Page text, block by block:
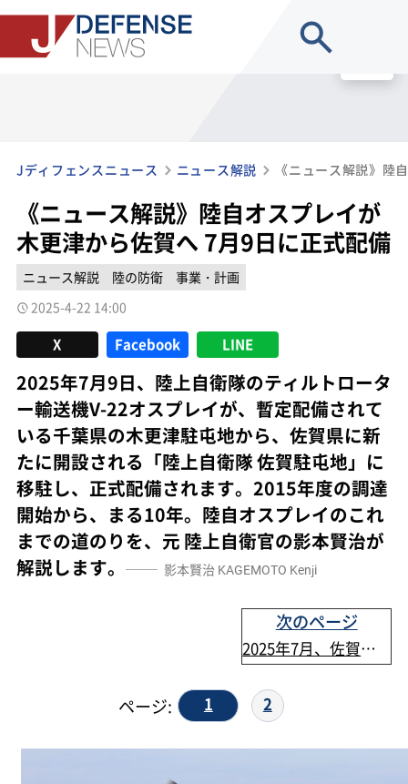
Jディフェンスニュース ニュース解説
《ニュース解説》陸自オスプレイが
木更津から佐賀へ 7月9日に正式配備
ニュース解説 陸の防衛
事業・計画
2025-4-22 14:00
X Facebook LINE
2025年7月9日、陸上自衛隊のティルトロータ
ー輸送機V-22オスプレイが、暫定配備されて
いる千葉県の木更津駐屯地から、佐賀県に新
たに開設される「陸上自衛隊 佐賀駐屯地」に
移駐し、正式配備されます。2015年度の調達
開始から、まる10年。陸自オスプレイのこれ
までの道のりを、元 陸上自衛官の影本賢治が
解説します。
影本賢治 KAGEMOTO Kenji
次のページ
2025年7月、佐賀恒久配備
1 2